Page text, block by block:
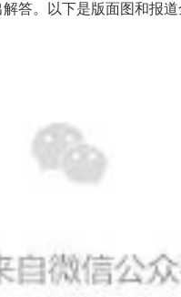
答。以下是版面图和报道